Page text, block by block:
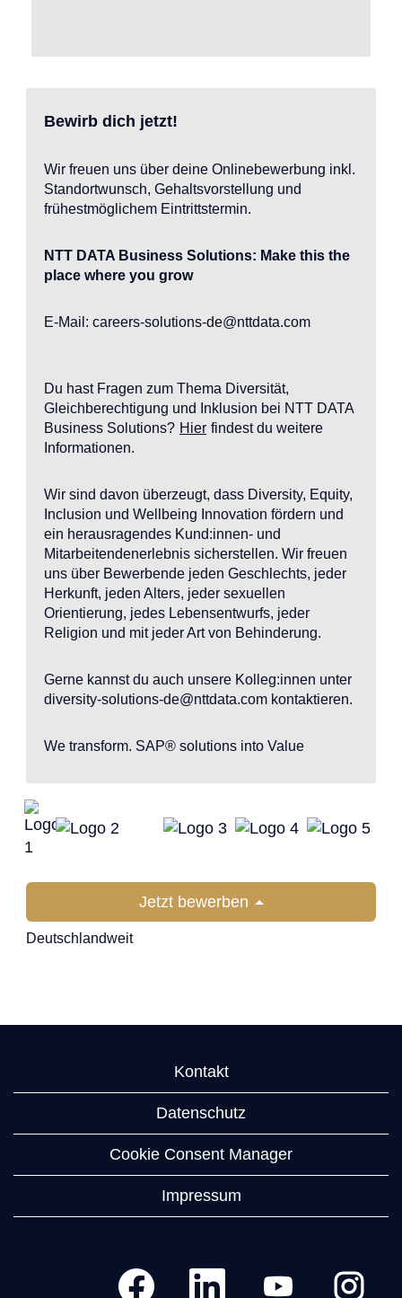
Bewirb dich jetzt!
Wir freuen uns über deine Onlinebewerbung inkl.
Standortwunsch, Gehaltsvorstellung und
frühestmöglichem Eintrittstermin.
NTT DATA Business Solutions: Make this the
place where you grow
E-Mail: careers-solutions-de@nttdata.com
Du hast Fragen zum Thema Diversität,
Gleichberechtigung und Inklusion bei NTT DATA
Business Solutions? Hier findest du weitere
Informationen.
Wir sind davon überzeugt, dass Diversity, Equity,
Inclusion und Wellbeing Innovation fördern und
ein herausragendes Kund:innen- und
Mitarbeitendenerlebnis sicherstellen. Wir freuen
uns über Bewerbende jeden Geschlechts, jeder
Herkunft, jeden Alters, jeder sexuellen
Orientierung, jedes Lebensentwurfs, jeder
Religion und mit jeder Art von Behinderung.
Gerne kannst du auch unsere Kolleg:innen unter
diversity-solutions-de@nttdata.com kontaktieren.
We transform. SAP® solutions into Value
Jetzt bewerben
Deutschlandweit
Kontakt
Datenschutz
Cookie Consent Manager
Impressum
W
W
W